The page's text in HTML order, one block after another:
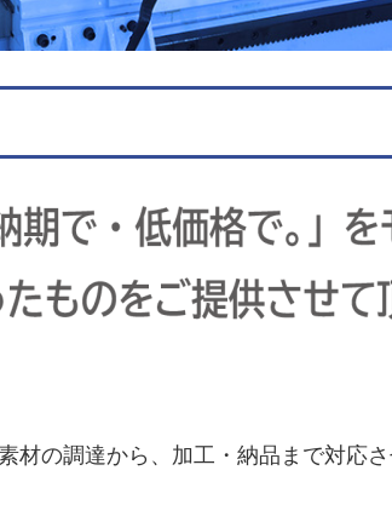
材の調達から、加工・納品まで対応